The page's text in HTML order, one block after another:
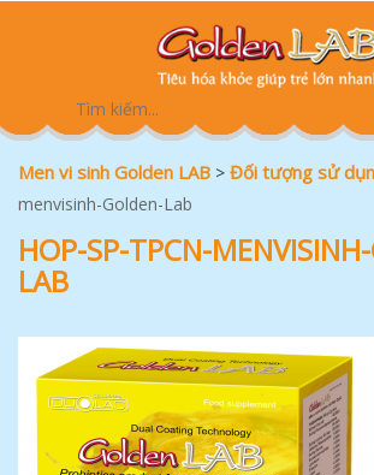
Men vi sinh Golden LAB > Đối tượng sử
menvisinh-Golden-Lab
HOP-SP-TPCN-
LAB